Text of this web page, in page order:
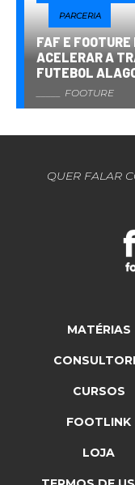
PARCERIA
FAF E
ACELERAR A
FUTEBOL
FOOTURE
QUER FALAR
MATÉRIAS
CURSOS
FOOTLINK
LOJA